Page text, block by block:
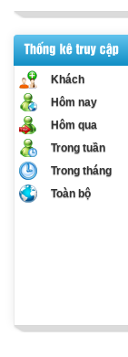
Khách
Hôm nay
Hôm qua
Trong tuần
Trong tháng
Toàn bộ